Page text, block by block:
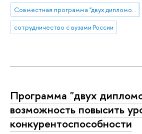
Совместная программа "двух дипломов" УрГУ и НИУ ВШЭ
сотрудничество с вузами России
Программа "двух
возможность повысить
конкурентоспособности